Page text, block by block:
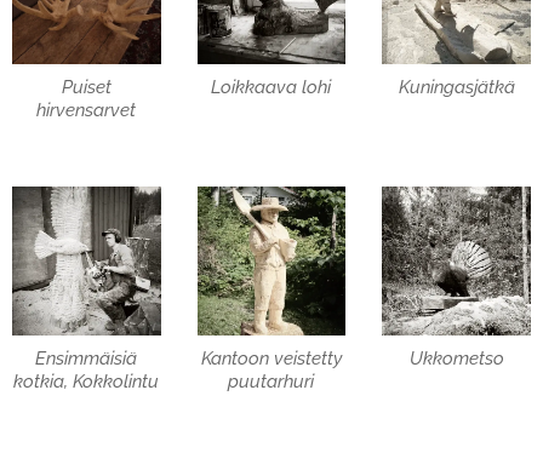
Puiset
hirvensarvet
Loikkaava lohi Kuningasjätkä
Ensimmäisiä
kotkia, Kokkolintu
Kantoon veistetty
puutarhuri
Ukkometso